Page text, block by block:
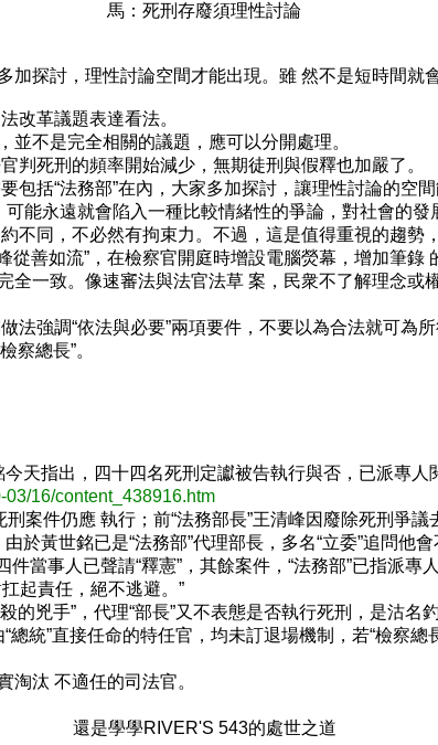
馬：死刑存廢須理性討論
探討，理性討論空間才能出現。雖 然不是短時間就
改革議題表達看法。
不是完全相關的議題，應可以分開處理。
死刑的頻率開始減少，無期徒刑與假釋也加嚴了。
括“法務部”在內，大家多加探討，讓理性討論的空間
永遠就會陷入一種比較情緒性的爭論，對社會的發
同，不必然有拘束力。不過，這是值得重視的趨勢
善如流”，在檢察官開庭時增設電腦熒幕，增加筆錄
一致。像速審法與法官法草 案，民衆不了解理念或
強調“依法與必要”兩項要件，不要以為合法就可為所
察總長”。
天指出，四十四名死刑定讞被告執行與否，已派專
03/16/content_438916.htm
件仍應 執行；前“法務部長”王清峰因廢除死刑爭議
於黃世銘已是“法務部”代理部長，多名“立委”追問他
當事人已聲請“釋憲”，其餘案件，“法務部”已指派專
起責任，絕不逃避。”
兇手”，代理“部長”又不表態是否執行死刑，是沽名
統”直接任命的特任官，均未訂退場機制，若“檢察總
汰 不適任的司法官。
還是學學RIVER'S 543的處世之道